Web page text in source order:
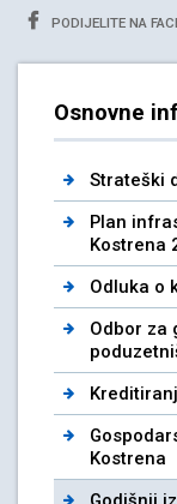
PODIJELITE NA
Osnovne
Strateški
Plan
Kostrena
Odluka o
Odbor za
Kostrena